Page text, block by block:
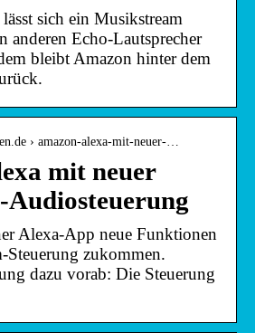
sich ein Musikstream
anderen Echo-Lautsprecher
bleibt Amazon hinter dem
› amazon-alexa-mit-neuer-…
mit neuer
Alexa-App neue Funktionen
zukommen.
dazu vorab: Die Steuerung